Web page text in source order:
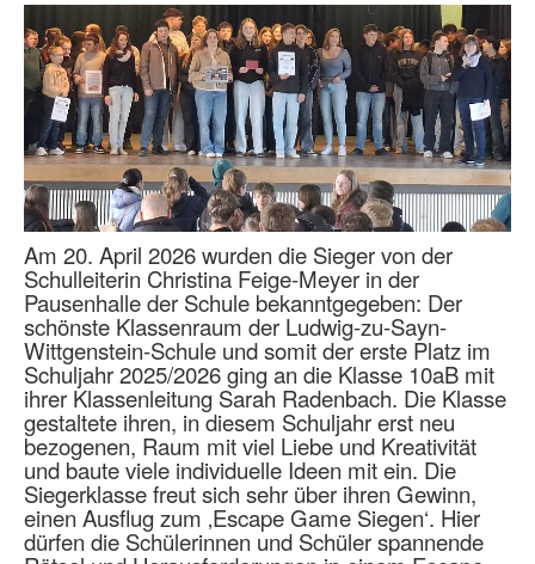
Am 20. April 2026 wurden die Sieger von der
Schulleiterin Christina Feige-Meyer in der
Pausenhalle der Schule bekanntgegeben: Der
schönste Klassenraum der Ludwig-zu-Sayn-
Wittgenstein-Schule und somit der erste Platz im
Schuljahr 2025/2026 ging an die Klasse 10aB mit
ihrer Klassenleitung Sarah Radenbach. Die Klasse
gestaltete ihren, in diesem Schuljahr erst neu
bezogenen, Raum mit viel Liebe und Kreativität
und baute viele individuelle Ideen mit ein. Die
Siegerklasse freut sich sehr über ihren Gewinn,
einen Ausflug zum ‚Escape Game Siegen‘. Hier
dürfen die Schülerinnen und Schüler spannende